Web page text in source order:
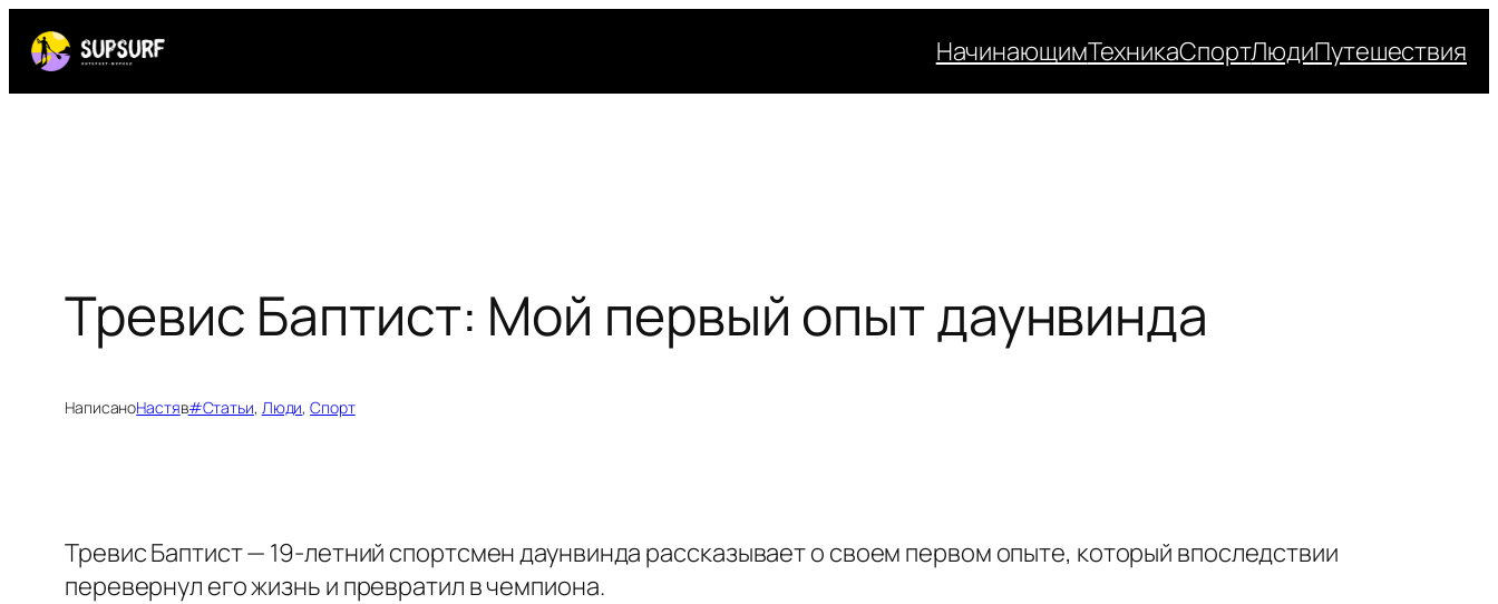
Перейти
содержимому
НачинающимТехникаСпортЛюдиПутешествия
Тревис Баптист: Мой первый опыт даунвинда
НаписаноНастяв#Статьи, Люди, Спорт
Тревис Баптист — 19-летний спортсмен даунвинда рассказывает о своем первом опыте, который впоследствии
перевернул его жизнь и превратил в чемпиона.